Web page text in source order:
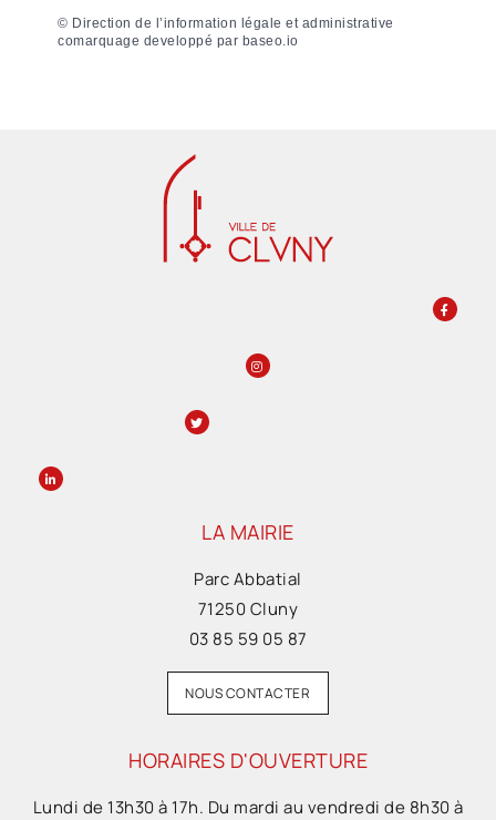
© Direction de l’information légale et administrative
comarquage developpé par baseo.io
LA MAIRIE
Parc Abbatial
71250 Cluny
03 85 59 05 87
NOUS CONTACTER
HORAIRES D'OUVERTURE
Lundi de 13h30 à 17h. Du mardi au vendredi de 8h30 à